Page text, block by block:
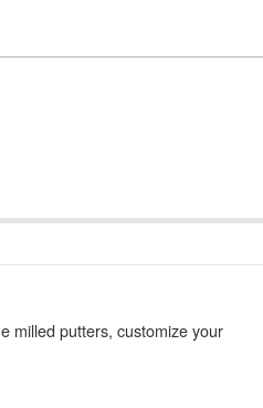
milled putters, customize your